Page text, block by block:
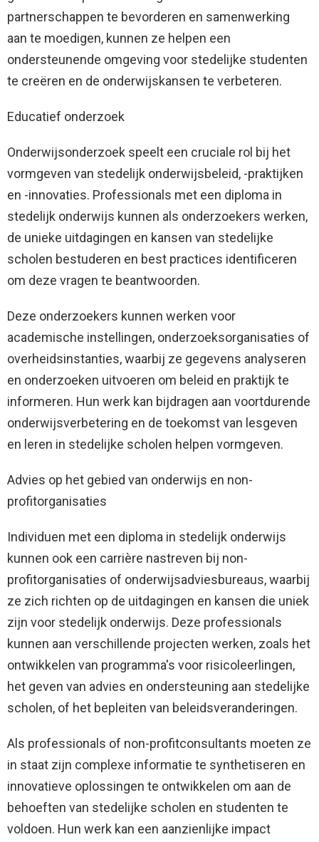
partnerschappen te bevorderen en samenwerking
aan te moedigen, kunnen ze helpen een
ondersteunende omgeving voor stedelijke studenten
te creëren en de onderwijskansen te verbeteren.
Educatief onderzoek
Onderwijsonderzoek speelt een cruciale rol bij het
vormgeven van stedelijk onderwijsbeleid, -praktijken
en -innovaties. Professionals met een diploma in
stedelijk onderwijs kunnen als onderzoekers werken,
de unieke uitdagingen en kansen van stedelijke
scholen bestuderen en best practices identificeren
om deze vragen te beantwoorden.
Deze onderzoekers kunnen werken voor
academische instellingen, onderzoeksorganisaties of
overheidsinstanties, waarbij ze gegevens analyseren
en onderzoeken uitvoeren om beleid en praktijk te
informeren. Hun werk kan bijdragen aan voortdurende
onderwijsverbetering en de toekomst van lesgeven
en leren in stedelijke scholen helpen vormgeven.
Advies op het gebied van onderwijs en non-
profitorganisaties
Individuen met een diploma in stedelijk onderwijs
kunnen ook een carrière nastreven bij non-
profitorganisaties of onderwijsadviesbureaus, waarbij
ze zich richten op de uitdagingen en kansen die uniek
zijn voor stedelijk onderwijs. Deze professionals
kunnen aan verschillende projecten werken, zoals het
ontwikkelen van programma's voor risicoleerlingen,
het geven van advies en ondersteuning aan stedelijke
scholen, of het bepleiten van beleidsveranderingen.
Als professionals of non-profitconsultants moeten ze
in staat zijn complexe informatie te synthetiseren en
innovatieve oplossingen te ontwikkelen om aan de
behoeften van stedelijke scholen en studenten te
voldoen. Hun werk kan een aanzienlijke impact